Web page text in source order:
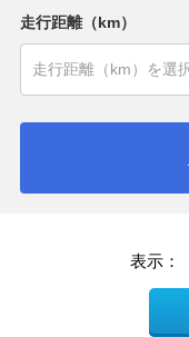
走行距離（km）
表示：